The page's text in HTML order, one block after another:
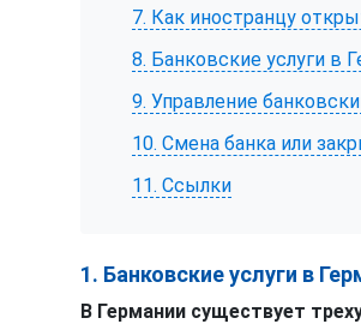
7. Как иностранцу
8. Банковские услуги в
9. Управление
10. Смена банка или
11. Ссылки
1. Банковские услуги в
В Германии существует